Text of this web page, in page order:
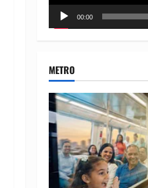
00:00
METRO